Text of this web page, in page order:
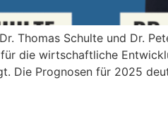
Thomas Schulte und Dr.
die wirtschaftliche
Die Prognosen für 2025